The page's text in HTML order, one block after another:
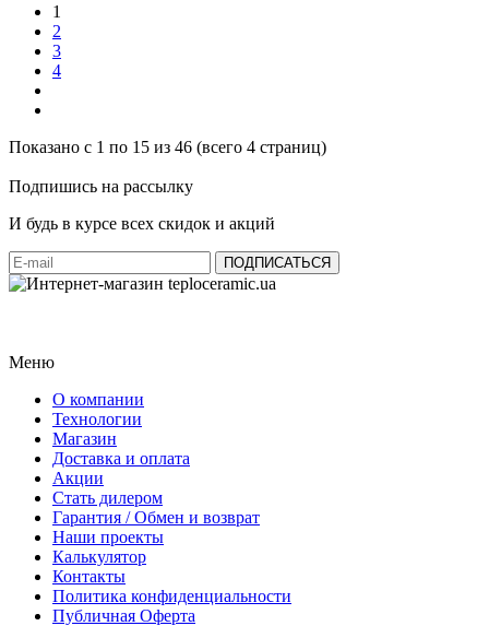
1
2
3
4
Показано с 1 по 15 из 46 (всего 4 страниц)
Подпишись на рассылку
И будь в курсе всех скидок и акций
Меню
О компании
Технологии
Магазин
Доставка и оплата
Акции
Стать дилером
Гарантия / Обмен и возврат
Наши проекты
Калькулятор
Контакты
Политика конфиденциальности
Публичная Оферта